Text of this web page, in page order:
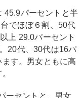
45.9パーセントと半
でほぼ６割、50代
上 29.0パーセント
20代、30代は16パ
す。男女ともに高
ーセントと、男女